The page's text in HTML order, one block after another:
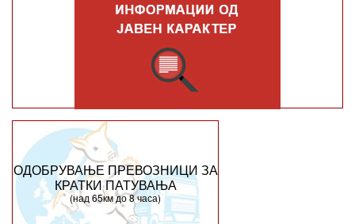
ОДОБРУВАЊЕ ПРЕВОЗНИЦИ ЗА
КРАТКИ ПАТУВАЊА
(над 65км до 8 часа)